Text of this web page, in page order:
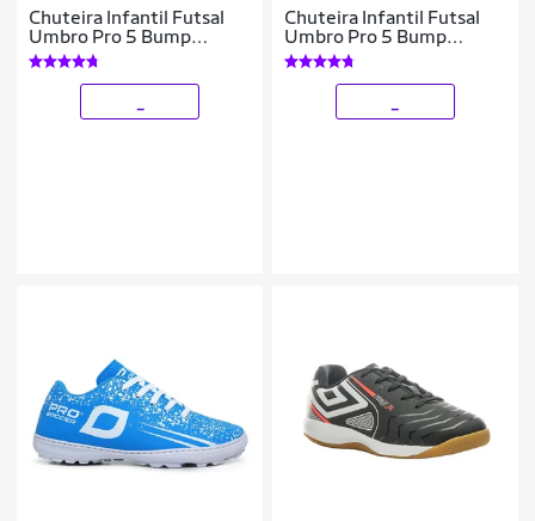
Chuteira Infantil Futsal
Umbro Pro 5 Bump
Unissex
Chuteira Infantil Futsal
Umbro Pro 5 Bump
Unissex